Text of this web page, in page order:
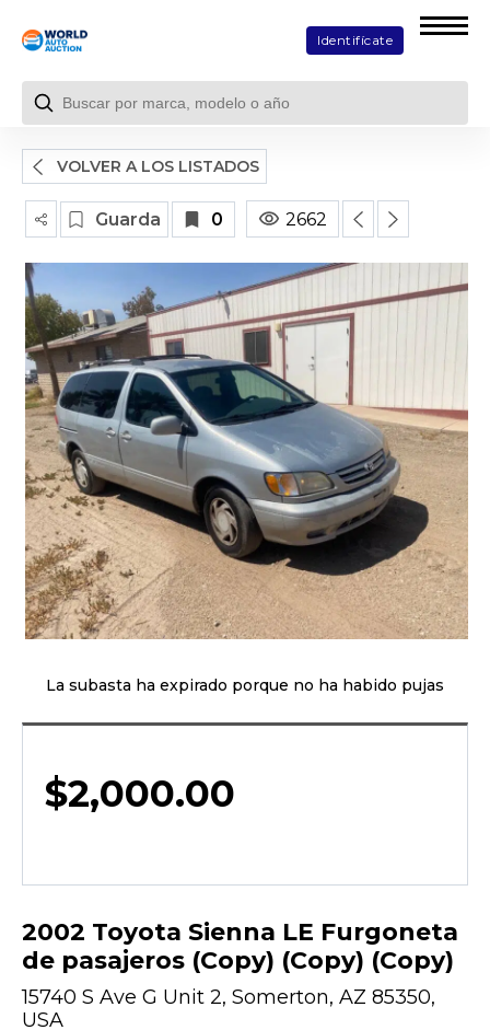
Identifícate
VOLVER A LOS LISTADOS
Guarda 0 2662
2002 Toyota Sienna LE Furgoneta
de pasajeros (Copy) (Copy) (Copy)
15740 S Ave G Unit 2, Somerton, AZ 85350,
USA
La subasta ha expirado porque no ha habido pujas
$2,000.00